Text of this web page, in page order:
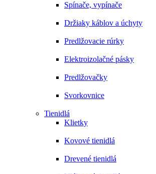
Spínače, vypínače
Držiaky káblov a úchyty
Predlžovacie rúrky
Elektroizolačné pásky
Predlžovačky
Svorkovnice
Tienidlá
Klietky
Kovové tienidlá
Drevené tienidlá